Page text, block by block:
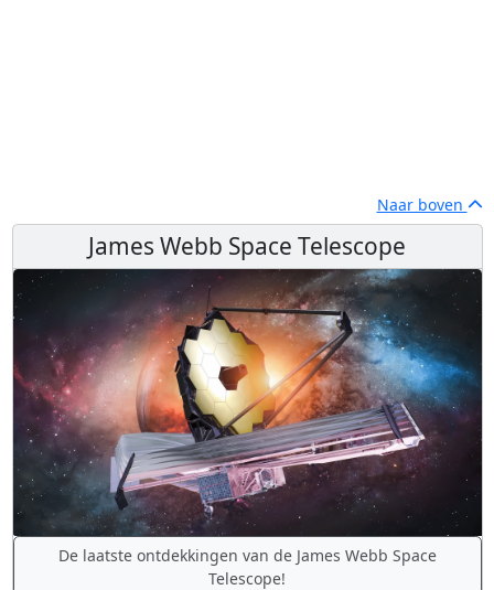
Naar boven
James Webb Space Telescope
De laatste ontdekkingen van de James Webb Space
Telescope!